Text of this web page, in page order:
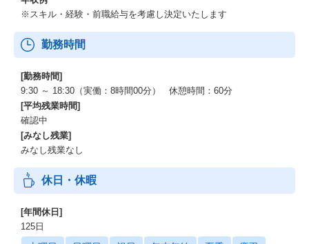
※スキル・経験・前職給与を考慮し決定いたします
勤務時間
[勤務時間]
9:30 ～ 18:30（実働：8時間00分） 休憩時間：60分
[平均残業時間]
確認中
[みなし残業]
みなし残業なし
休日・休暇
[年間休日]
125日